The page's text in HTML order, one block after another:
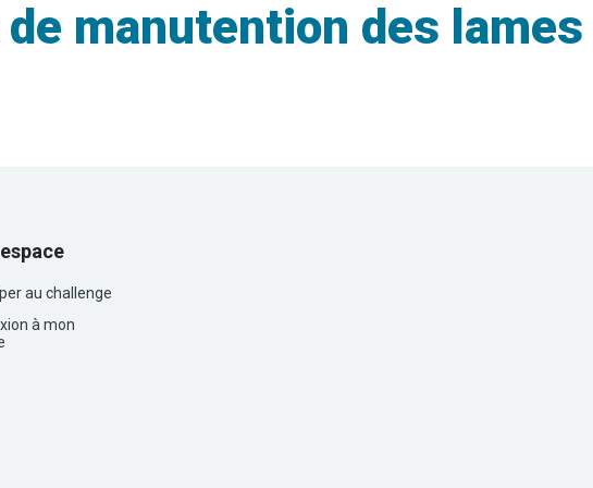
manutention des lames
au challenge
à mon